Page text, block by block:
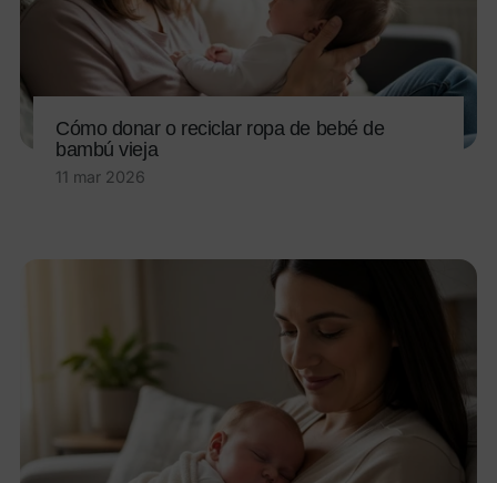
Cómo donar o reciclar ropa de bebé de
bambú vieja
11 mar 2026